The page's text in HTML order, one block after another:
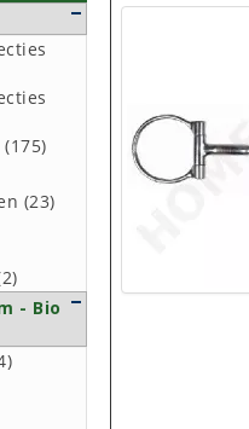
(23)
- Bio